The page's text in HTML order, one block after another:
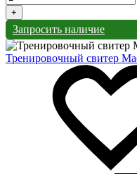
+
Запросить наличие
Тренировочный свитер